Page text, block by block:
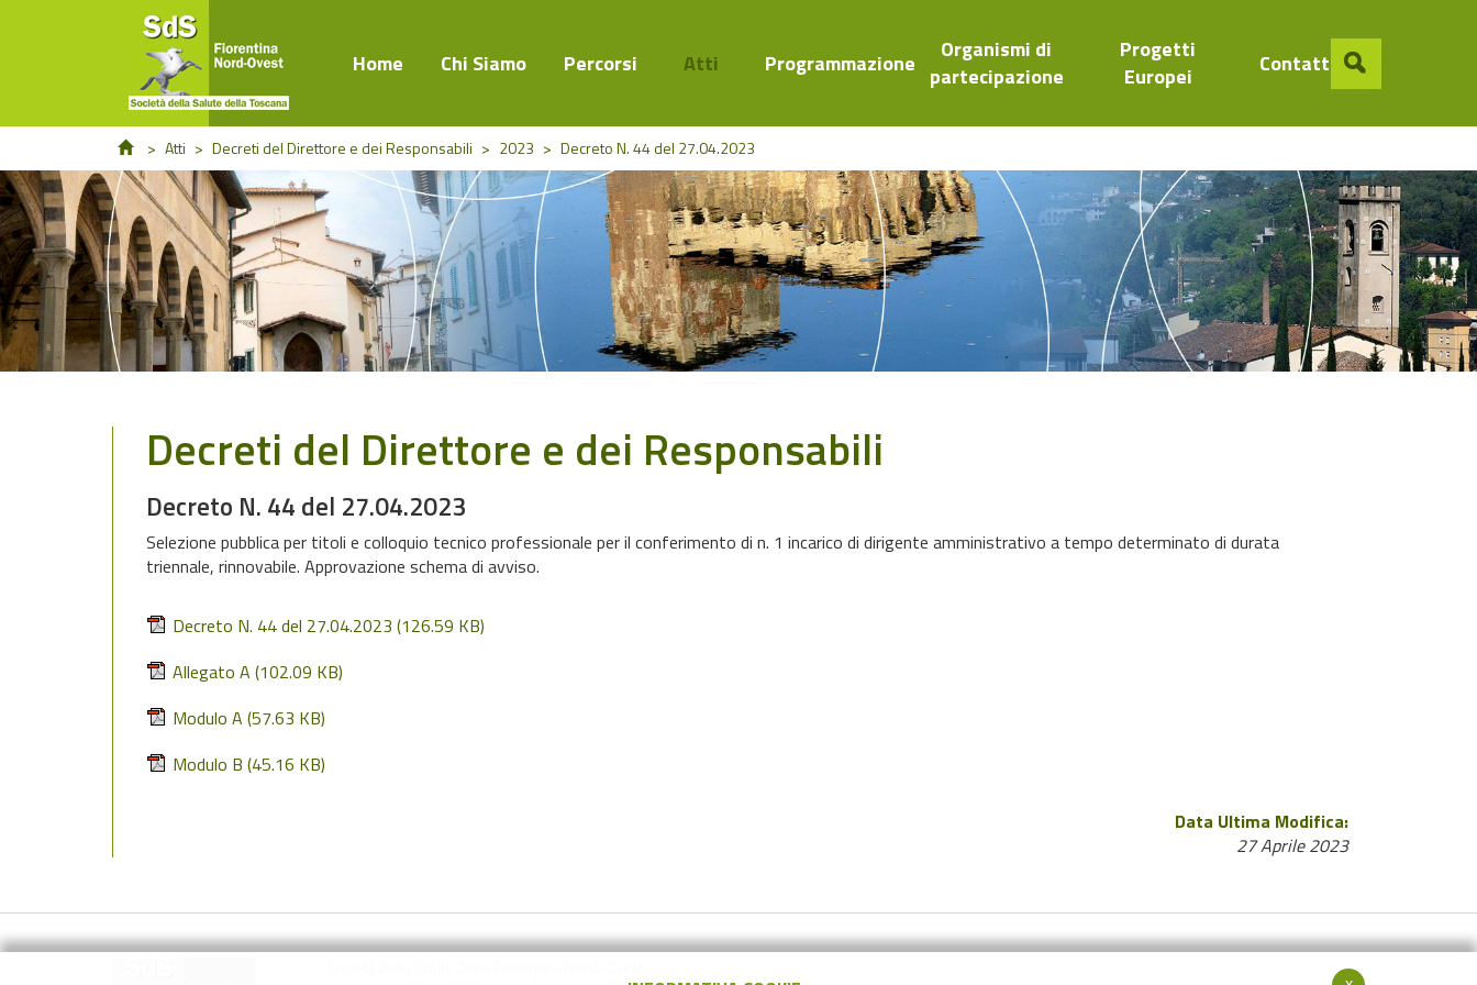
Home Chi Siamo Percorsi Atti Programmazione
Organismi di
partecipazione
Progetti
Europei
Contatti
> Atti > Decreti del Direttore e dei Responsabili > 2023 > Decreto N. 44 del 27.04.2023
Decreti del Direttore e dei Responsabili
Decreto N. 44 del 27.04.2023
Selezione pubblica per titoli e colloquio tecnico professionale per il conferimento di n. 1 incarico di dirigente amministrativo a tempo determinato di durata
triennale, rinnovabile. Approvazione schema di avviso.
Decreto N. 44 del 27.04.2023 (126.59 KB)
Allegato A (102.09 KB)
Modulo A (57.63 KB)
Modulo B (45.16 KB)
Data Ultima Modifica:
27 Aprile 2023